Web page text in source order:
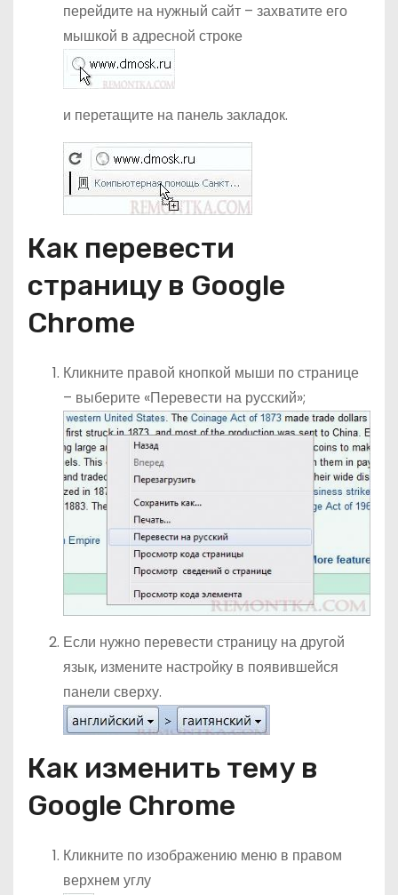
перейдите на нужный сайт – захватите его
мышкой в адресной строке
и перетащите на панель закладок.
Как перевести
страницу в Google
Chrome
Кликните правой кнопкой мыши по странице
– выберите «Перевести на русский»;
Если нужно перевести страницу на другой
язык, измените настройку в появившейся
панели сверху.
Как изменить тему в
Google Chrome
Кликните по изображению меню в правом
верхнем углу